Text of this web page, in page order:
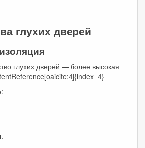
глухих дверей
глухих дверей — более высокая